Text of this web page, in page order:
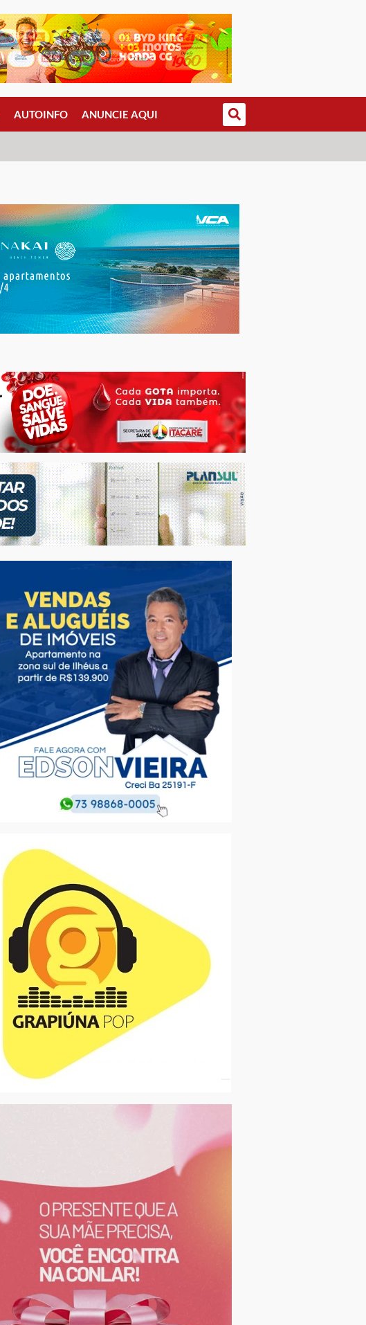
AUTOINFO ANUNCIE AQUI